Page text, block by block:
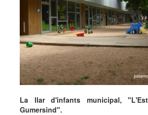
La llar d'infants municipal,
Gumersind".